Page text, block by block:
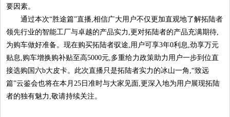
要因素。
通过本次“胜途篇”直播,相信广大用户不仅更加直观地了解拓陆者
领先行业的智能工厂与卓越的产品实力,更对拓陆者的产品充满期待,
为购车做好准备。现在购买拓陆者驭途,用户可享3年0利息,劲享万元
贴息,购车增换购补贴至高5000元,多重给力政策助力用户一步到位直
接选购国六b大皮卡。此次直播只是拓陆者实力的冰山一角,“致远
篇”云鉴会也将在本月25日准时与大家见面,更深入地为用户展现拓陆
者的独有魅力,敬请持续关注。